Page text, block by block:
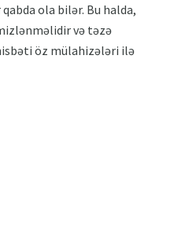
ola bilər. Bu halda,
və təzə
öz mülahizələri ilə